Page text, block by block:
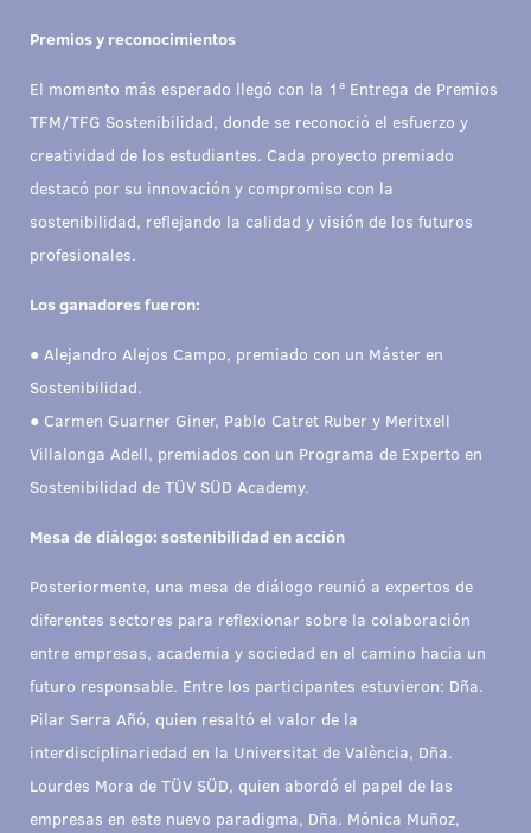
Premios y reconocimientos
El momento más esperado llegó con la 1ª Entrega de Premios
TFM/TFG Sostenibilidad, donde se reconoció el esfuerzo y
creatividad de los estudiantes. Cada proyecto premiado
destacó por su innovación y compromiso con la
sostenibilidad, reflejando la calidad y visión de los futuros
profesionales.
Los ganadores fueron:
● Alejandro Alejos Campo, premiado con un Máster en
Sostenibilidad.
● Carmen Guarner Giner, Pablo Catret Ruber y Meritxell
Villalonga Adell, premiados con un Programa de Experto en
Sostenibilidad de TÜV SÜD Academy.
Mesa de diálogo: sostenibilidad en acción
Posteriormente, una mesa de diálogo reunió a expertos de
diferentes sectores para reflexionar sobre la colaboración
entre empresas, academia y sociedad en el camino hacia un
futuro responsable. Entre los participantes estuvieron: Dña.
Pilar Serra Añó, quien resaltó el valor de la
interdisciplinariedad en la Universitat de València, Dña.
Lourdes Mora de TÜV SÜD, quien abordó el papel de las
empresas en este nuevo paradigma, Dña. Mónica Muñoz,